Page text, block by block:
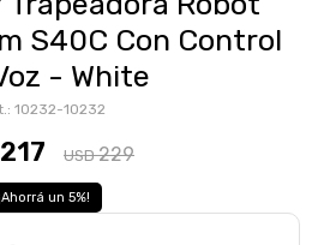
S40C Con Control
- White
10232-10232
217 USD 229
5